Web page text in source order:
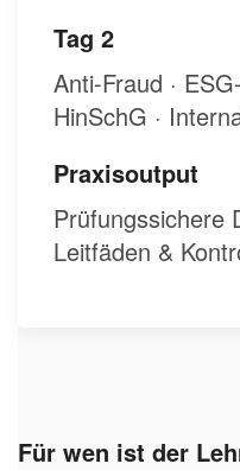
Tag 2
Anti-Fraud ·
HinSchG ·
Praxisoutput
Prüfungssichere
Leitfäden &
Für wen ist der